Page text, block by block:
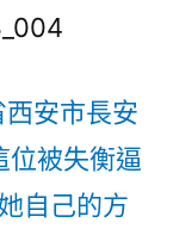
安市長安
位被失衡逼
自己的方